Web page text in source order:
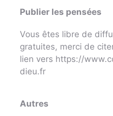
Publier les pensées
Vous êtes libre de
gratuites, merci de
lien vers https://
dieu.fr
Autres